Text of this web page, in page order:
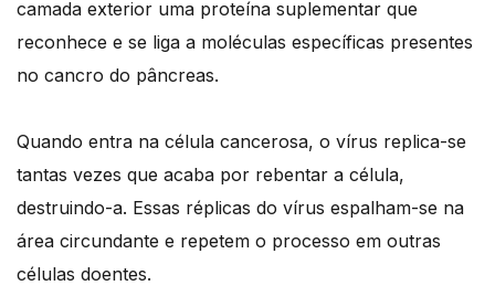
camada exterior uma proteína suplementar que
reconhece e se liga a moléculas específicas presentes
no cancro do pâncreas.
Quando entra na célula cancerosa, o vírus replica-se
tantas vezes que acaba por rebentar a célula,
destruindo-a. Essas réplicas do vírus espalham-se na
área circundante e repetem o processo em outras
células doentes.